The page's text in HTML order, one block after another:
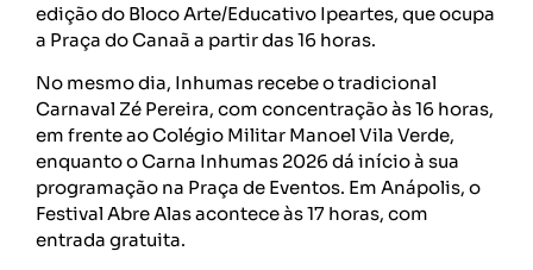
edição do Bloco Arte/Educativo Ipeartes, que ocupa
a Praça do Canaã a partir das 16 horas.
No mesmo dia, Inhumas recebe o tradicional
Carnaval Zé Pereira, com concentração às 16 horas,
em frente ao Colégio Militar Manoel Vila Verde,
enquanto o Carna Inhumas 2026 dá início à sua
programação na Praça de Eventos. Em Anápolis, o
Festival Abre Alas acontece às 17 horas, com
entrada gratuita.